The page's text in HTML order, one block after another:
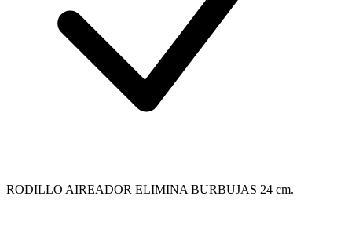
RODILLO AIREADOR ELIMINA BURBUJAS 24 cm.